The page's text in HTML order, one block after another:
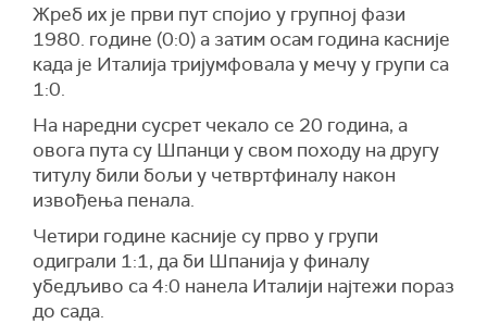
Жреб их је први пут спојио у групној фази
1980. године (0:0) а затим осам година касније
када је Италија тријумфовала у мечу у групи са
1:0.
На наредни сусрет чекало се 20 година, а
овога пута су Шпанци у свом походу на другу
титулу били бољи у четвртфиналу након
извођења пенала.
Четири године касније су прво у групи
одиграли 1:1, да би Шпанија у финалу
убедљиво са 4:0 нанела Италији најтежи пораз
до сада.